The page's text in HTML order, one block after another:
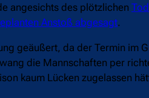
angesichts des plötzlichen
Anstoß abgesagt.
geäußert, da der Termin im
die Mannschaften per
kaum Lücken zugelassen